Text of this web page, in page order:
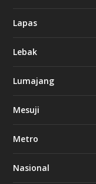
Lapas
Lebak
Lumajang
Mesuji
Metro
Nasional